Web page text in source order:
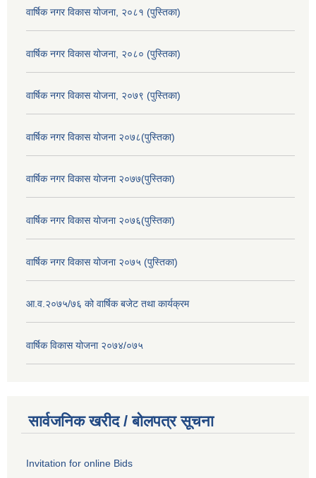
वार्षिक नगर विकास योजना, २०८१ (पुस्तिका)
वार्षिक नगर विकास योजना, २०८० (पुस्तिका)
वार्षिक नगर विकास योजना, २०७९ (पुस्तिका)
वार्षिक नगर विकास योजना २०७८(पुस्तिका)
वार्षिक नगर विकास योजना २०७७(पुस्तिका)
वार्षिक नगर विकास योजना २०७६(पुस्तिका)
वार्षिक नगर विकास योजना २०७५ (पुस्तिका)
आ.व.२०७५/७६ को वार्षिक बजेट तथा कार्यक्रम
वार्षिक विकास योजना २०७४/०७५
सार्वजनिक खरीद / बोलपत्र सूचना
Invitation for online Bids